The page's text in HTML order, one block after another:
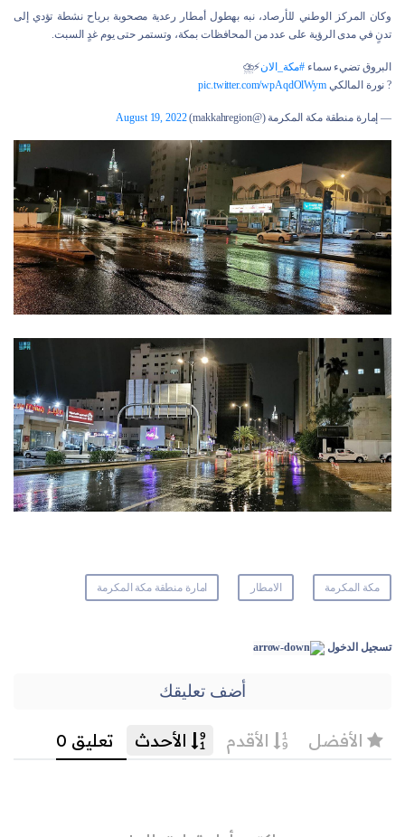
وكان المركز الوطني للأرصاد، نبه بهطول أمطار رعدية مصحوبة برياح نشطة تؤدي إلى
تدنٍ في مدى الرؤية على عدد من المحافظات بمكة، وتستمر حتى يوم غدٍ السبت.
البروق تضيء سماء #مكة_الان⚡️⛈
? نورة المالكيpic.twitter.com/wpAqdOlWym
— إمارة منطقة مكة المكرمة (@makkahregion) August 19, 2022
مكة المكرمة الامطار امارة منطقة مكة المكرمة
تسجيل الدخول
أضف تعليقك